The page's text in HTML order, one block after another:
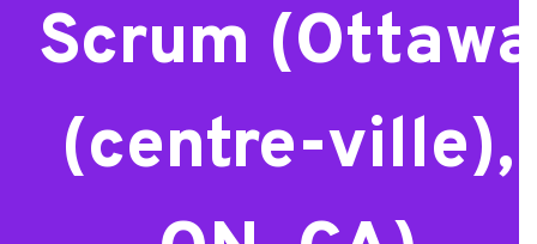
Scrum (Ottawa
(centre-ville),